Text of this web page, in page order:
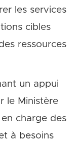
les services
cibles
ressources
un appui
le Ministère
charge des
à besoins